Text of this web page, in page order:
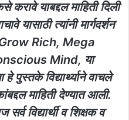
याबद्दल माहिती दिली
यासाठी त्यांनी मार्गदर्शन
Grow Rich, Mega
Mind, या
विद्यार्थ्याने वाचले
माहिती देण्यात आली.
विद्यार्थी व शिक्षक व